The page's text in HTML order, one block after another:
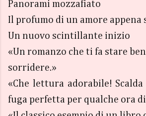
Panorami mozzafiato
Il profumo di un amore appena
Un nuovo scintillante inizio
«Un romanzo che ti fa stare
sorridere.»
«Che lettura adorabile!
fuga perfetta per qualche ora